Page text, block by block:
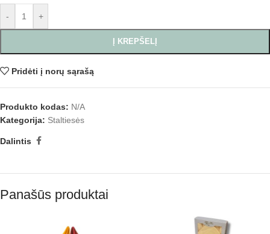
- +
Į KREPŠELĮ
Pridėti į norų sąrašą
Produkto kodas: N/A
Kategorija: Staltiesės
Dalintis
Panašūs produktai